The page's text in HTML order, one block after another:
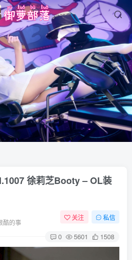
徐莉芝Booty – OL装
酷的事
关注 私信
0 5601 1508